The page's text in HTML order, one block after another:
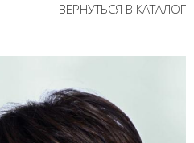
ВЕРНУТЬСЯ В КАТАЛОГ